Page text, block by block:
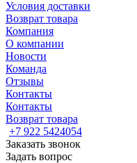
Условия доставки
Возврат товара
Компания
О компании
Новости
Команда
Отзывы
Контакты
Контакты
Возврат товара
+7 922 5424054
Заказать звонок
Задать вопрос